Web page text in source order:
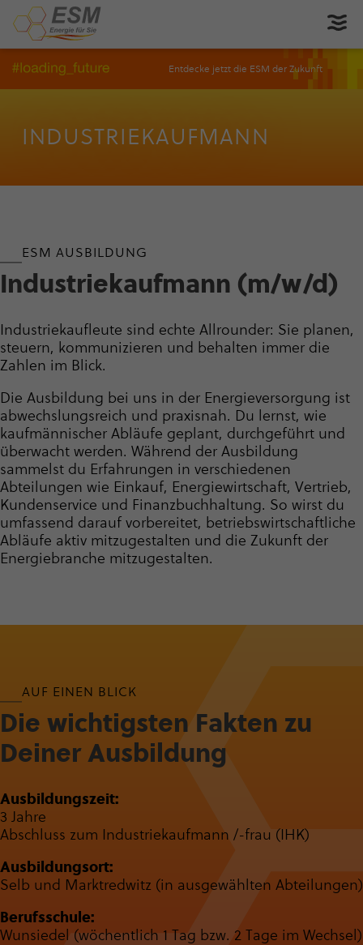
Entdecke jetzt die ESM der Zukunft
INDUS­TRIE­KAUF­MANN
ESM AUSBILDUNG
Indus­trie­kauf­mann (m/w/d)
Indus­trie­kauf­leute sind echte Allrounder: Sie planen,
steuern, kommunizieren und behalten immer die
Zahlen im Blick.
Die Ausbildung bei uns in der Ener­gie­ver­sor­gung ist
abwechs­lungs­reich und praxisnah. Du lernst, wie
kaufmännischer Abläufe geplant, durchgeführt und
überwacht werden. Während der Ausbildung
sammelst du Erfahrungen in verschiedenen
Abteilungen wie Einkauf, Ener­gie­wirt­schaft, Vertrieb,
Kundenservice und Finanz­buch­hal­tung. So wirst du
umfassend darauf vorbereitet, betriebs­wirt­schaft­liche
Abläufe aktiv mitzugestalten und die Zukunft der
Energiebranche mitzugestalten.
AUF EINEN BLICK
Die wich­tigsten Fakten zu
Deiner Ausbil­dung
Ausbil­dungs­zeit:
3 Jahre
Abschluss zum Indus­trie­kauf­mann /-frau (IHK)
Ausbildungsort:
Selb und Marktredwitz (in ausgewählten Abteilungen)
Berufsschule:
Wunsiedel (wöchentlich 1 Tag bzw. 2 Tage im Wechsel)